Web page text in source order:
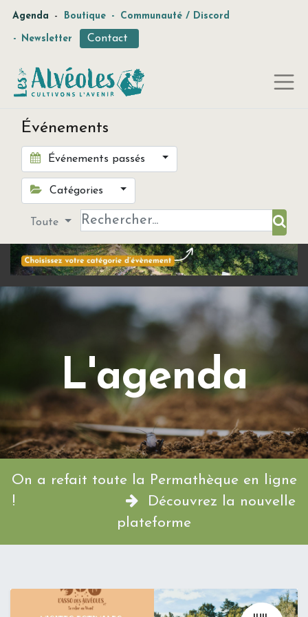
Agenda - Boutique - Communauté / Discord
- Newsletter Contact
Événements
Événements passés
Catégories
Toute
L'agenda
On a refait toute la Permathèque en ligne
!
Découvrez la nouvelle
plateforme